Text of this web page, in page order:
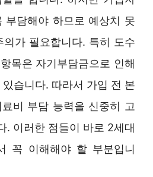
부담해야 하므로 예상치 못
가 필요합니다. 특히 도수
목은 자기부담금으로 인해
습니다. 따라서 가입 전 본
비 부담 능력을 신중히 고
. 이러한 점들이 바로 2세대
꼭 이해해야 할 부분입니